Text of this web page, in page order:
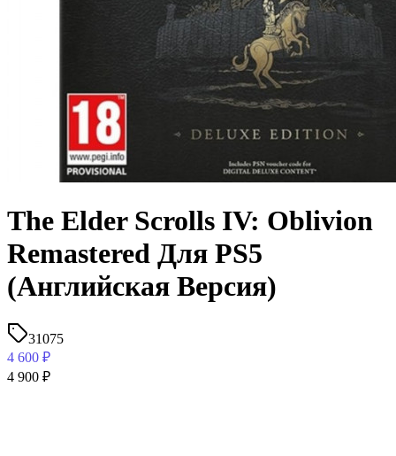
The Elder Scrolls IV: Oblivion
Remastered Для PS5
(Английская Версия)
31075
4 600 ₽
4 900 ₽